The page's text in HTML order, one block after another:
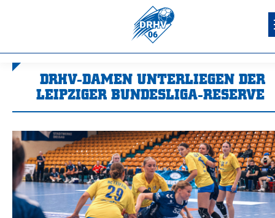
DRHV-DAMEN UNTERLIEGEN DER
LEIPZIGER BUNDESLIGA-RESERVE